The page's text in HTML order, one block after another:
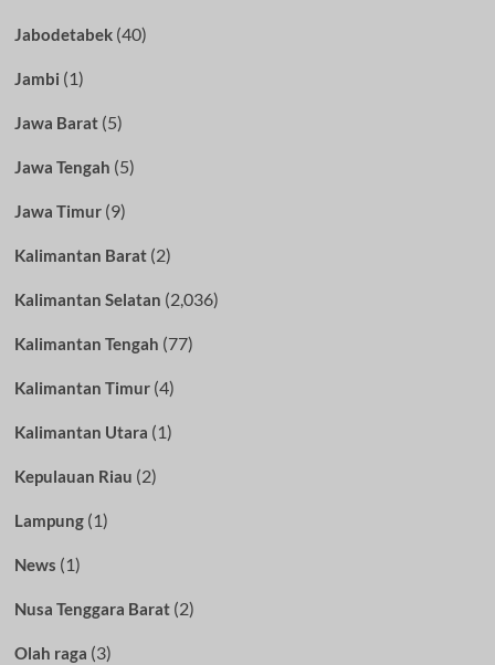
Jabodetabek(40)
Jambi (1)
Jawa Barat(5)
Jawa Tengah (5)
Jawa Timur(9)
Kalimantan Barat(2)
Kalimantan Selatan (2,036)
Kalimantan Tengah (77)
Kalimantan Timur(4)
Kalimantan Utara (1)
Kepulauan Riau (2)
Lampung(1)
News (1)
Nusa Tenggara Barat(2)
Olah raga (3)